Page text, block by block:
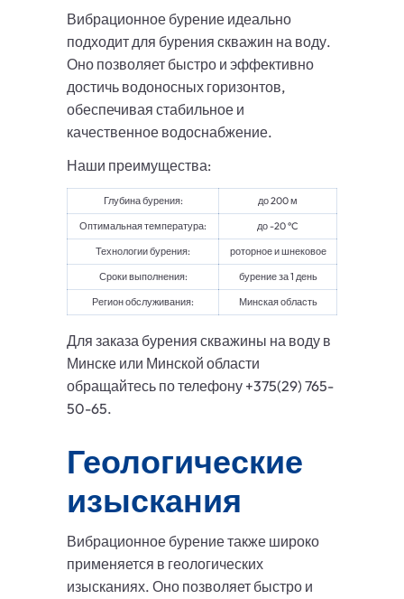
Вибрационное бурение идеально
подходит для бурения скважин на воду.
Оно позволяет быстро и эффективно
достичь водоносных горизонтов,
обеспечивая стабильное и
качественное водоснабжение.
Наши преимущества:
Глубина бурения:
до 200 м
Оптимальная температура:
до -20 °C
Технологии бурения:
роторное и шнековое
Сроки выполнения:
бурение за 1 день
Регион обслуживания:
Минская область
Для заказа бурения скважины на воду в
Минске или Минской области
обращайтесь по телефону +375(29) 765-
50-65.
Геологические
изыскания
Вибрационное бурение также широко
применяется в геологических
изысканиях. Оно позволяет быстро и